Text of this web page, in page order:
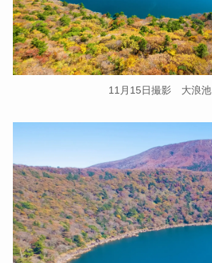
11月15日撮影 大浪池